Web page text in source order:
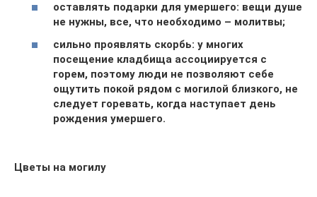
оставлять подарки для умершего: вещи душе
не нужны, все, что необходимо – молитвы;
сильно проявлять скорбь: у многих
посещение кладбища ассоциируется с
горем, поэтому люди не позволяют себе
ощутить покой рядом с могилой близкого, не
следует горевать, когда наступает день
рождения умершего.
Цветы на могилу